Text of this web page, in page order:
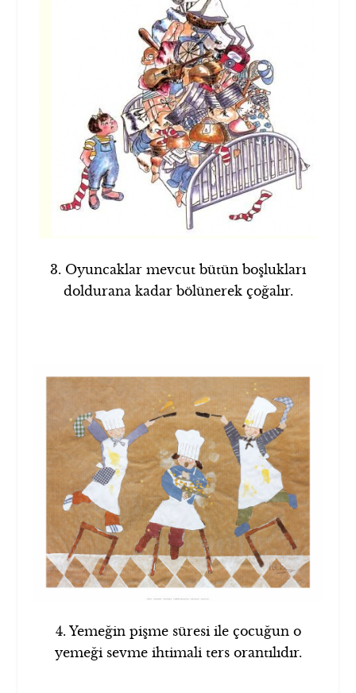
3. Oyuncaklar mevcut bütün boşlukları
doldurana kadar bölünerek çoğalır.
4. Yemeğin pişme süresi ile çocuğun o
yemeği sevme ihtimali ters orantılıdır.